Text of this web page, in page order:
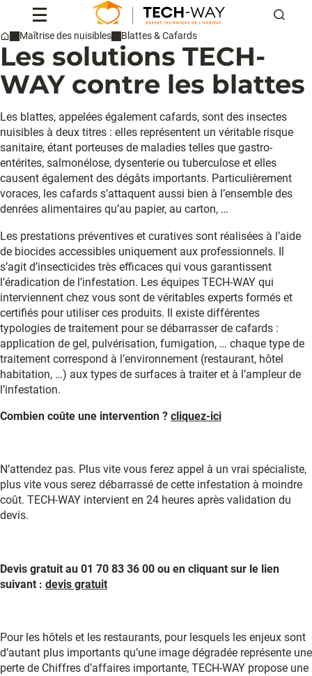
Professionnels
Particuliers
Conseils & actus
Contact
Devis
Home
Maîtrise des nuisibles Blattes & Cafards
Cafards
Les solutions TECH-
WAY contre les blattes
Les blattes, appelées également cafards, sont des insectes
nuisibles à deux titres : elles représentent un véritable risque
sanitaire, étant porteuses de maladies telles que gastro-
entérites, salmonélose, dysenterie ou tuberculose et elles
causent également des dégâts importants. Particulièrement
voraces, les cafards s’attaquent aussi bien à l’ensemble des
denrées alimentaires qu’au papier, au carton, …
Les prestations préventives et curatives sont réalisées à l’aide
de biocides accessibles uniquement aux professionnels. Il
s’agit d’insecticides très efficaces qui vous garantissent
l’éradication de l’infestation. Les équipes TECH-WAY qui
interviennent chez vous sont de véritables experts formés et
certifiés pour utiliser ces produits. Il existe différentes
typologies de traitement pour se débarrasser de cafards :
application de gel, pulvérisation, fumigation, … chaque type de
traitement correspond à l’environnement (restaurant, hôtel
habitation, …) aux types de surfaces à traiter et à l’ampleur de
l’infestation.
Combien coûte une intervention ? cliquez-ici
N’attendez pas. Plus vite vous ferez appel à un vrai spécialiste,
plus vite vous serez débarrassé de cette infestation à moindre
coût. TECH-WAY intervient en 24 heures après validation du
devis.
Devis gratuit au 01 70 83 36 00 ou en cliquant sur le lien
suivant : devis gratuit
Pour les hôtels et les restaurants, pour lesquels les enjeux sont
d’autant plus importants qu’une image dégradée représente une
perte de Chiffres d’affaires importante, TECH-WAY propose une